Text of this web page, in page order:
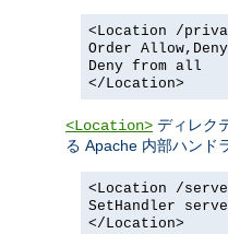
<Location /
Order Allow,Deny
Deny from all
</Location>
<Location> ディレク
る Apache 内部ハンド
<Location /
SetHandler
</Location>